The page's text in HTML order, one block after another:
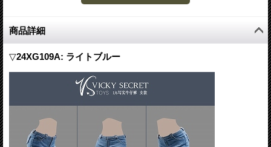
商品詳細
▽24XG109A: ライトブルー